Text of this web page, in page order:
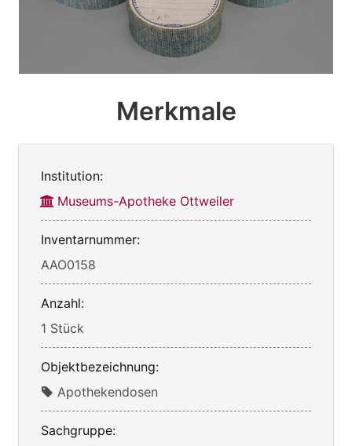
Merkmale
Institution:
Museums-Apotheke Ottweiler
Inventarnummer:
AAO0158
Anzahl:
1 Stück
Objektbezeichnung:
Apothekendosen
Sachgruppe: